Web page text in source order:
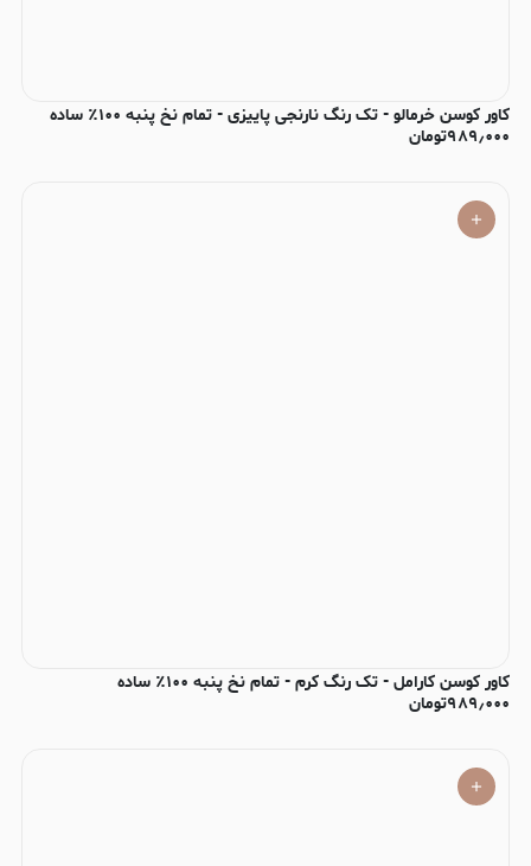
کاور کوسن خرمالو - تک رنگ نارنجی پاییزی - تمام نخ پنبه ۱۰۰٪ ساده
۹۸۹٫۰۰۰تومان
کاور کوسن کارامل - تک رنگ کرم - تمام نخ پنبه ۱۰۰٪ ساده
۹۸۹٫۰۰۰تومان